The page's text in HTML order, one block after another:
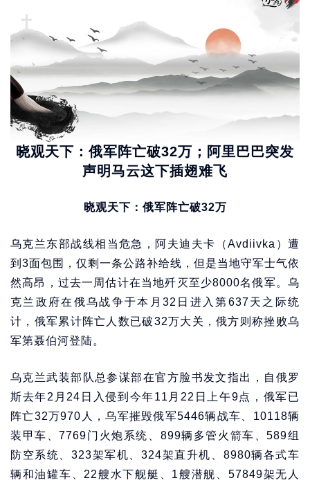
晓观天下：俄军阵亡破32万；阿里巴巴突发
声明马云这下插翅难飞
晓观天下：俄军阵亡破32万
乌克兰东部战线相当危急，阿夫迪夫卡（Avdiivka）遭
到3面包围，仅剩一条公路补给线，但是当地守军士气依
然高昂，过去一周估计在当地歼灭至少8000名俄军。乌
克兰政府在俄乌战争于本月32日进入第637天之际统
计，俄军累计阵亡人数已破32万大关，俄方则称挫败乌
军第聂伯河登陆。
乌克兰武装部队总参谋部在官方脸书发文指出，自俄罗
斯去年2月24日入侵到今年11月22日上午9点，俄军已
阵亡32万970人，乌军摧毁俄军5446辆战车、10118辆
装甲车、7769门火炮系统、899辆多管火箭车、589组
防空系统、323架军机、324架直升机、8980辆各式车
辆和油罐车、22艘水下舰艇、1艘潜舰、57849架无人